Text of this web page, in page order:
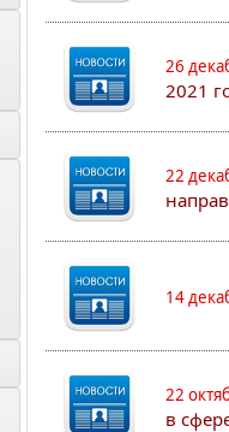
26
2021
22
14
22
в